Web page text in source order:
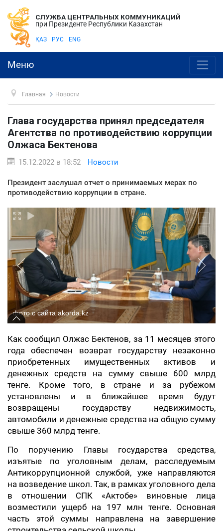
СЛУЖБА ЦЕНТРАЛЬНЫХ КОММУНИКАЦИЙ
при Президенте Республики Казахстан
ҚАЗ РУС ENG
Меню
Главная Новости
Глава государства принял председателя
Агентства по противодействию коррупции
Олжаса Бектенова
15.12.2022 в 18:52 Новости
Президент заслушал отчет о принимаемых мерах по
противодействию коррупции в стране.
фото с сайта akorda.kz
Как сообщил Олжас Бектенов, за 11 месяцев этого
года обеспечен возврат государству незаконно
приобретенных имущественных активов и
денежных средств на сумму свыше 600 млрд
тенге. Кроме того, в стране и за рубежом
установлены и в ближайшее время будут
возвращены государству недвижимость,
автомобили и денежные средства на общую сумму
свыше 360 млрд тенге.
По поручению Главы государства средства,
изъятые по уголовным делам, расследуемым
Антикоррупционной службой, уже направляются
на возведение школ. Так, в рамках уголовного дела
в отношении СПК «Актобе» виновные лица
возместили ущерб на 197 млн тенге. Основная
часть этой суммы направлена на завершение